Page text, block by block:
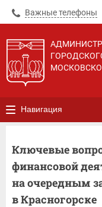
Важные телефоны
Навигация
Ключевые
финансовой
на очередным
в Красногорске